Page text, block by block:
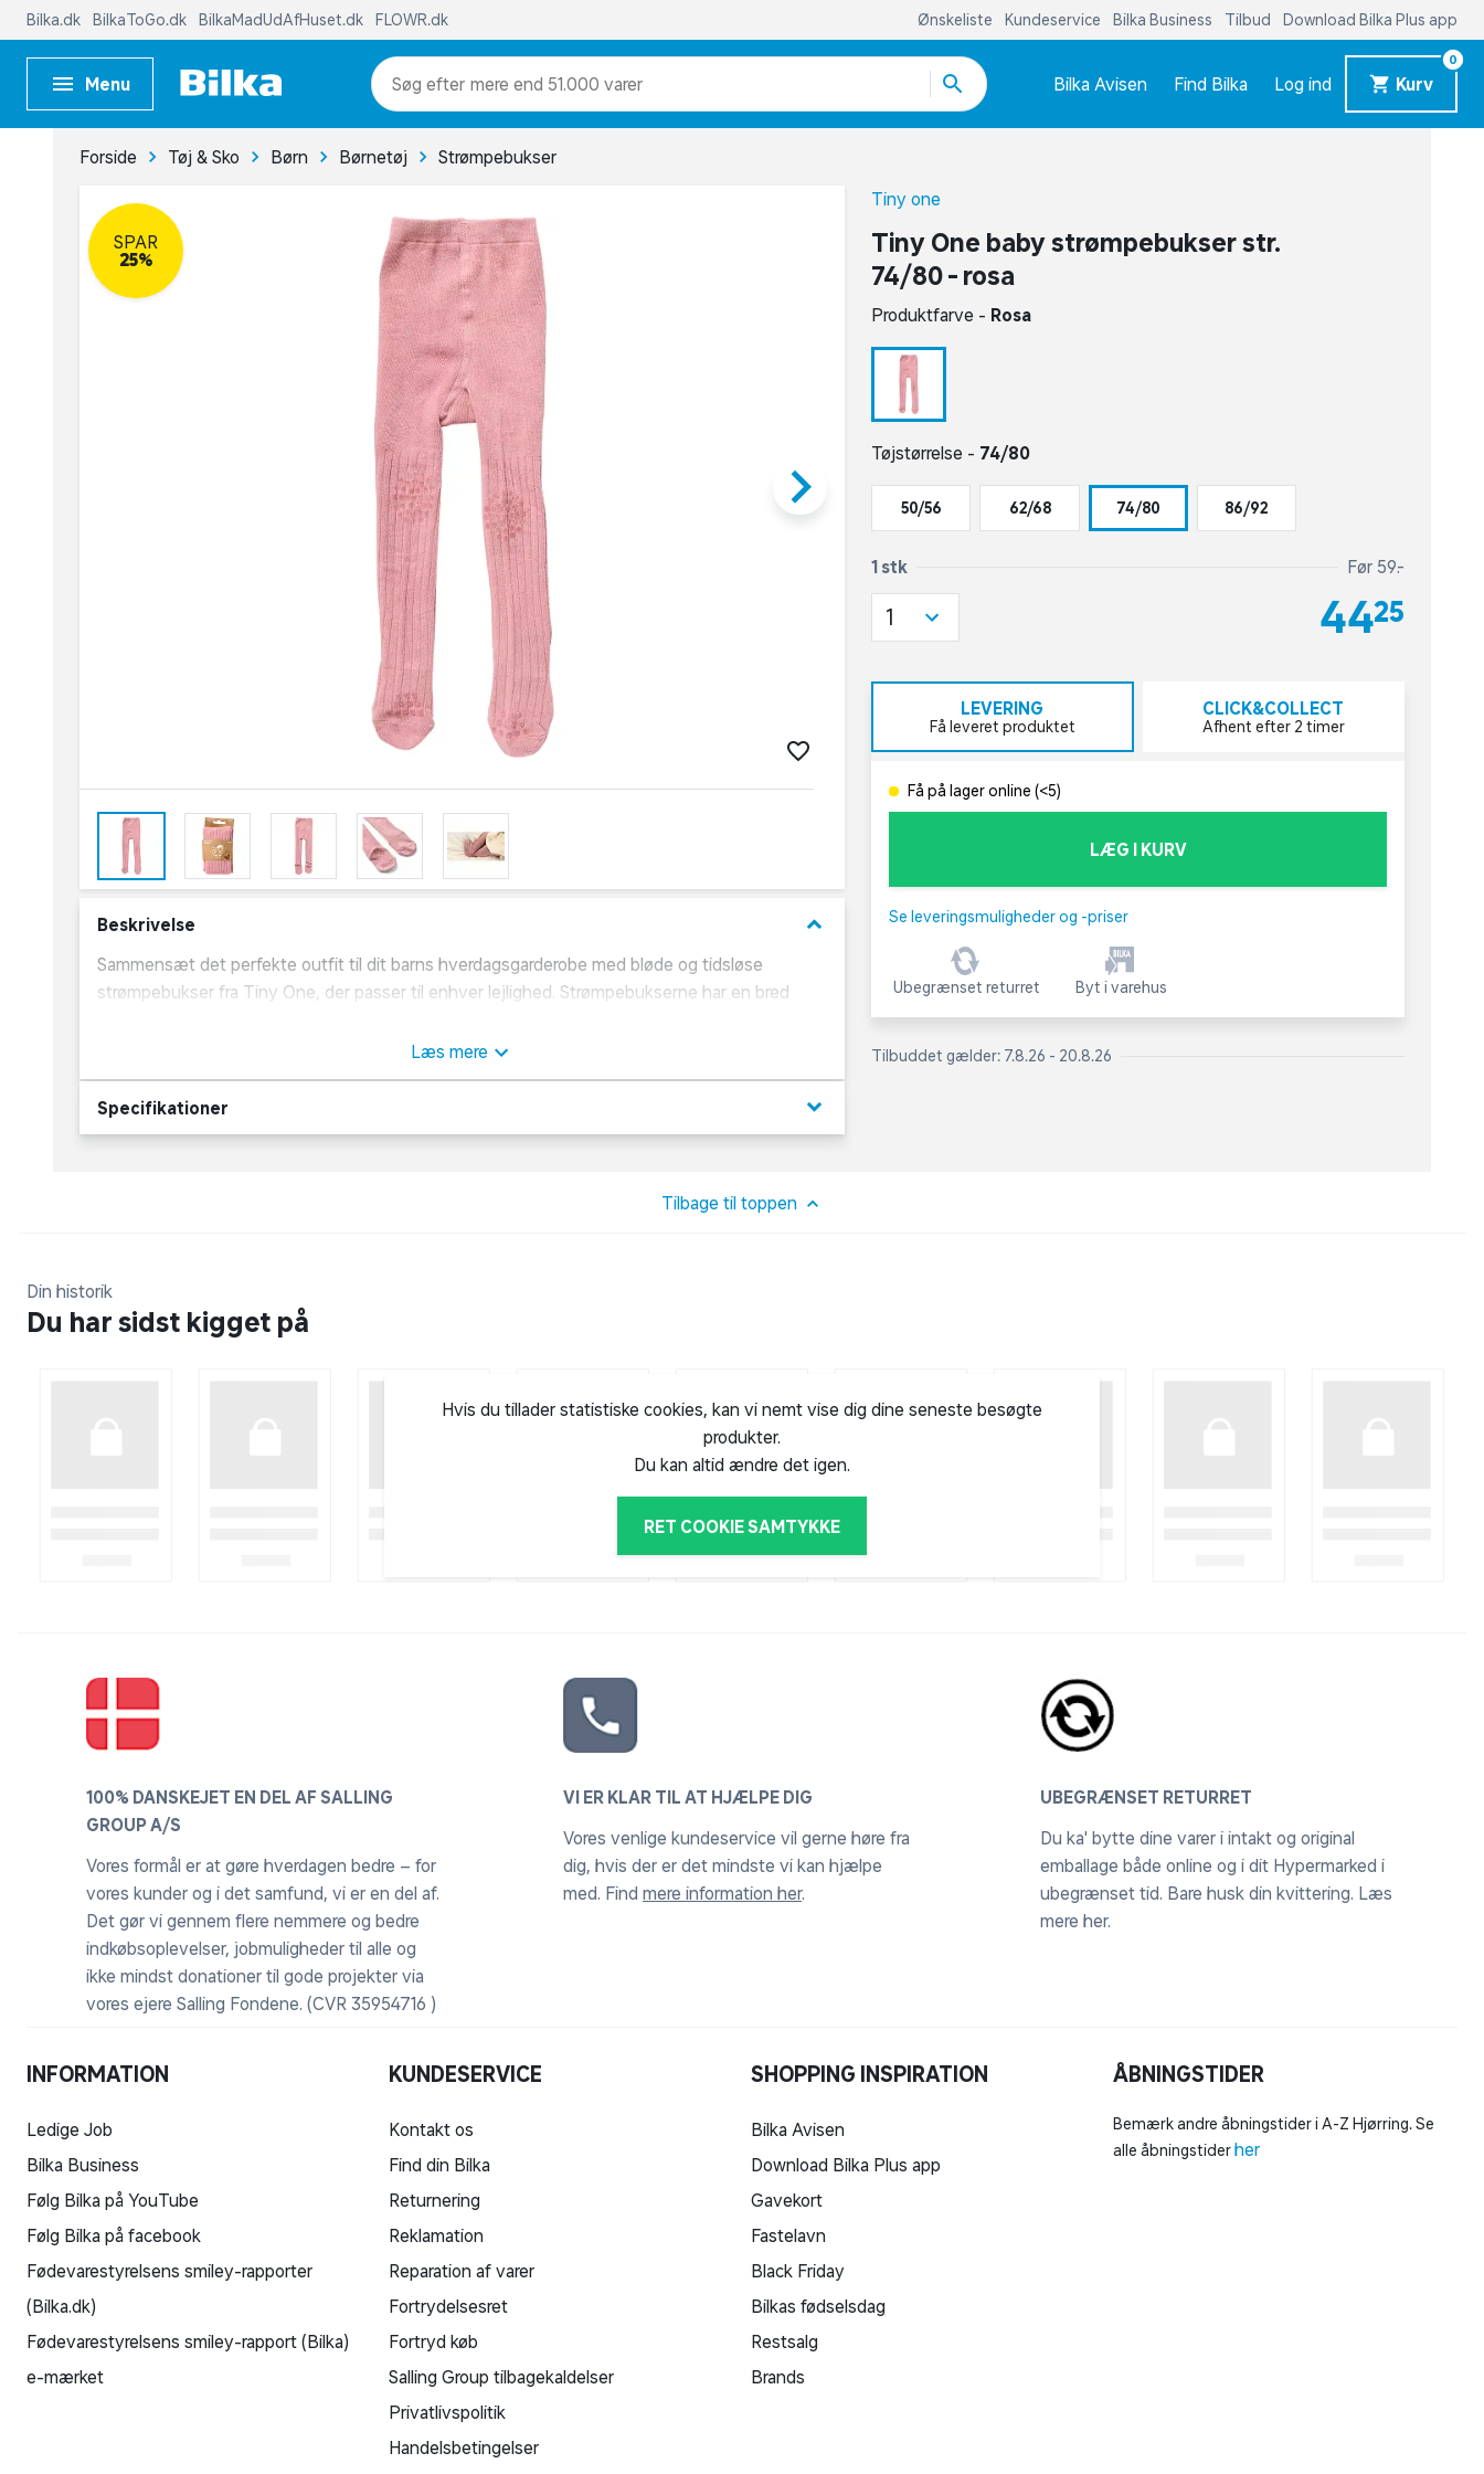
Bilka.dk BilkaToGo.dk BilkaMadUdAfHuset.dk FLOWR.dk Ønskeliste Kundeservice Bilka Business Tilbud Download Bilka Plus app
Menu mere end 51.000 varer Bilka Avisen Find Bilka Log ind Kurv
0
Forside Tøj & Sko Børn Børnetøj Strømpebukser
SPAR
25%
keyboard_arrow_right
Beskrivelse keyboard_arrow_down
Sammensæt det perfekte outfit til dit barns hverdagsgarderobe med bløde og tidsløse
strømpebukser fra Tiny One, der passer til enhver lejlighed. Strømpebukserne har en bred
Læs mere
Specifikationer keyboard_arrow_down
Tiny one
Tiny One baby strømpebukser str.
74/80 - rosa
Produktfarve - Rosa
Tøjstørrelse - 74/80
50/56 62/68 74/80 86/92
1 stk Før 59,-
44,25
1
LEVERING
Få leveret produktet
CLICK&COLLECT
Afhent efter 2 timer
Få på lager online (<5)
LÆG I KURV
Se leveringsmuligheder og -priser
Ubegrænset returret Byt i varehus
Tilbuddet gælder: 7.8.26 - 20.8.26
Tilbage til toppen
Din historik
Du har sidst kigget på
Hvis du tillader statistiske cookies, kan vi nemt vise dig dine seneste besøgte
produkter.
Du kan altid ændre det igen.
RET COOKIE SAMTYKKE
100% DANSKEJET EN DEL AF SALLING
GROUP A/S
Vores formål er at gøre hverdagen bedre – for
vores kunder og i det samfund, vi er en del af.
Det gør vi gennem flere nemmere og bedre
indkøbsoplevelser, jobmuligheder til alle og
ikke mindst donationer til gode projekter via
vores ejere Salling Fondene. (CVR 35954716 )
VI ER KLAR TIL AT HJÆLPE DIG
Vores venlige kundeservice vil gerne høre fra
dig, hvis der er det mindste vi kan hjælpe
med. Find mere information her.
UBEGRÆNSET RETURRET
Du ka' bytte dine varer i intakt og original
emballage både online og i dit Hypermarked i
ubegrænset tid. Bare husk din kvittering. Læs
mere her.
INFORMATION
Ledige Job
Bilka Business
Følg Bilka på YouTube
Følg Bilka på facebook
Fødevarestyrelsens smiley-rapporter
(Bilka.dk)
Fødevarestyrelsens smiley-rapport (Bilka)
e-mærket
KUNDESERVICE
Kontakt os
Find din Bilka
Returnering
Reklamation
Reparation af varer
Fortrydelsesret
Fortryd køb
Salling Group tilbagekaldelser
Privatlivspolitik
Handelsbetingelser
SHOPPING INSPIRATION
Bilka Avisen
Download Bilka Plus app
Gavekort
Fastelavn
Black Friday
Bilkas fødselsdag
Restsalg
Brands
ÅBNINGSTIDER
Bemærk andre åbningstider i A-Z Hjørring. Se
alle åbningstiderher